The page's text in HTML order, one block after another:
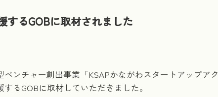
するGOBに取材されました
ンチャー創出事業「KSAPかながわスタートアップア
るGOBに取材していただきました。